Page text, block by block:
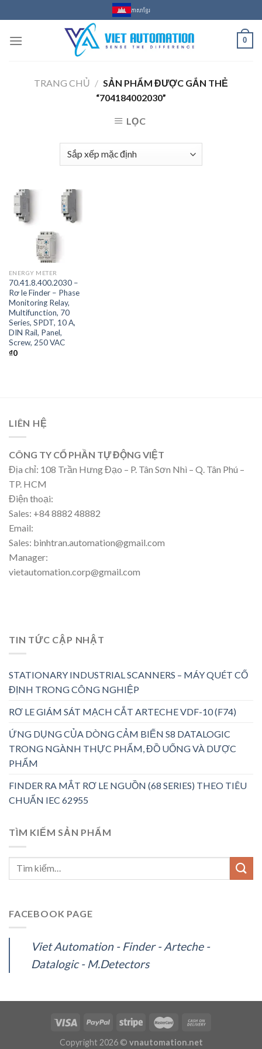
to
content
ភាសាខ្មែរ
0
TRANG CHỦ / SẢN PHẨM ĐƯỢC GẮN THẺ
“704184002030”
LỌC
ENERGY METER
70.41.8.400.2030 –
Rơ le Finder – Phase
Monitoring Relay,
Multifunction, 70
Series, SPDT, 10 A,
DIN Rail, Panel,
Screw, 250 VAC
₫0
LIÊN HỆ
CÔNG TY CỔ PHẦN TỰ ĐỘNG VIỆT
Địa chỉ: 108 Trần Hưng Đạo – P. Tân Sơn Nhì – Q. Tân Phú –
TP. HCM
Điện thoại:
Sales: +84 8882 48882
Email:
Sales: binhtran.automation@gmail.com
Manager:
vietautomation.corp@gmail.com
TIN TỨC CẬP NHẬT
STATIONARY INDUSTRIAL SCANNERS – MÁY QUÉT CỐ
ĐỊNH TRONG CÔNG NGHIỆP
RƠ LE GIÁM SÁT MẠCH CẮT ARTECHE VDF-10 (F74)
ỨNG DỤNG CỦA DÒNG CẢM BIẾN S8 DATALOGIC
TRONG NGÀNH THỰC PHẨM, ĐỒ UỐNG VÀ DƯỢC
PHẨM
FINDER RA MẮT RƠ LE NGUỒN (68 SERIES) THEO TIÊU
CHUẨN IEC 62955
TÌM KIẾM SẢN PHẨM
FACEBOOK PAGE
Viet Automation - Finder - Arteche -
Datalogic - M.Detectors
Copyright 2026 © vnautomation.net